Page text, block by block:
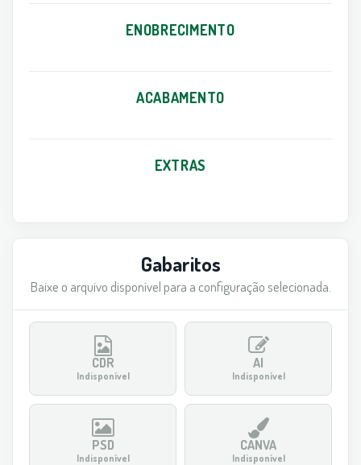
ENOBRECIMENTO
ACABAMENTO
EXTRAS
Gabaritos
Baixe o arquivo disponível para a configuração selecionada.
CDR
Indisponível
AI
Indisponível
PSD
Indisponível
CANVA
Indisponível